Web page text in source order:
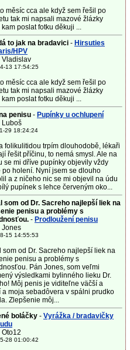
měsíc cca ale když sem řešil po
tak mi napsali mazové žlázky
poslat fotku děkuji ...
to jak na bradavici - Hirsuties
HPV
Vladislav
13 17:54:25
měsíc cca ale když sem řešil po
tak mi napsali mazové žlázky
poslat fotku děkuji ...
penisu - Pupínky u ochlupení
Luboš
29 18:24:24
folikulitidou trpím dlouhodobě, lékaři
řešit příčinu, to nemá smysl. Ale na
se mi dříve pupínky objevily vždy
po holení. Nyní jsem se dlouho
a z ničeho nic se mi objevil na údu
pupínek s lehce červeným oko...
som od Dr. Sacreho najlepší liek na
penisu a problémy s
- Prodloužení penisu
Jones
15 14:55:53
som od Dr. Sacreho najlepší liek na
penisu a problémy s
Pán Jones, som veľmi
výsledkami bylinného lieku Dr.
Môj penis je viditeľne väčší a
a moja sebadôvera v spálni prudko
Zlepšenie môj...
boláčky - Vyrážka / bradavičky
28 01:00:42